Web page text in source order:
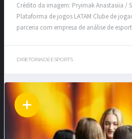
Crédito da imagem: Pryimak Anastasiia /
Plataforma de jogos LATAM Clube de
parceria com empresa de análise de
DIRETORIADEESPORTS